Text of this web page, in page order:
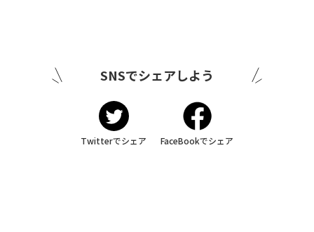
SNSでシェアしよう
Twitterでシェア FaceBookでシェア